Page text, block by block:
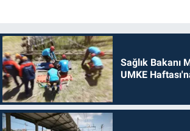
Sağlık Bakanı
UMKE